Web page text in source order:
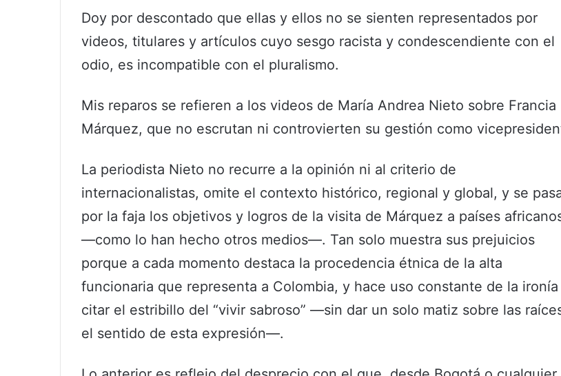
Doy por descontado que ellas y ellos no se sienten representados por
videos, titulares y artículos cuyo sesgo racista y condescendiente con el
odio, es incompatible con el pluralismo.
Mis reparos se refieren a los videos de María Andrea Nieto sobre Francia
Márquez, que no escrutan ni controvierten su gestión como
La periodista Nieto no recurre a la opinión ni al criterio de
internacionalistas, omite el contexto histórico, regional y global, y se
por la faja los objetivos y logros de la visita de Márquez a países
—como lo han hecho otros medios—. Tan solo muestra sus prejuicios
porque a cada momento destaca la procedencia étnica de la alta
funcionaria que representa a Colombia, y hace uso constante de la ironía
citar el estribillo del “vivir sabroso” —sin dar un solo matiz sobre las
el sentido de esta expresión—.